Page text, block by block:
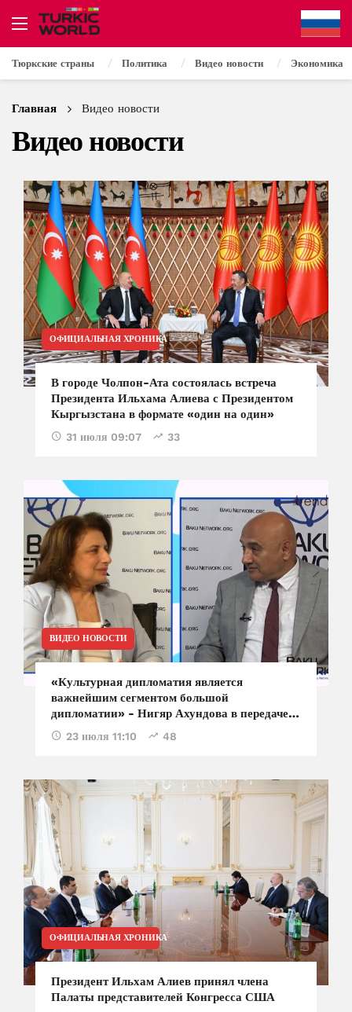
Тюркские страны Политика Видео новости Экономика
Главная Видео новости
Видео новости
ОФИЦИАЛЬНАЯ ХРОНИКА
В городе Чолпон-Ата состоялась встреча
Президента Ильхама Алиева с Президентом
Кыргызстана в формате «один на один»
31 июля 09:07 33
ВИДЕО НОВОСТИ
«Культурная дипломатия является
важнейшим сегментом большой
дипломатии» - Нигяр Ахундова в передаче
«Диалог с Тофиком Аббасовым»
23 июля 11:10 48
ОФИЦИАЛЬНАЯ ХРОНИКА
Президент Ильхам Алиев принял члена
Палаты представителей Конгресса США